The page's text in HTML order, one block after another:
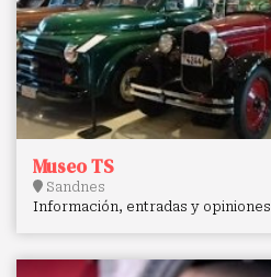
Museo TS
Sandnes
Información, entradas y opiniones